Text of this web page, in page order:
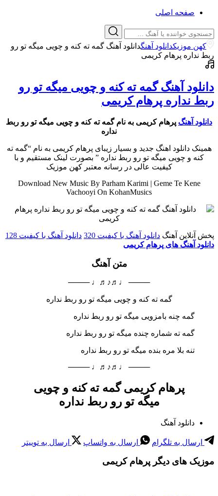
صفحه اصلی
کهن موزیکدانلود آهنگدانلود آهنگ گمه ته کنه و چویی میگه تو رو
ربط نداره پرهام کریمی
دانلود آهنگ گمه ته کنه و چویی میگه تو رو
ربط نداره پرهام کریمی
دانلود آهنگ پرهام کریمی به نام گمه ته کنه و چویی میگه تو رو ربط
نداره
همینک دانلود اهنگ جدید و بسیار زیبای پرهام کریمی به نام “گمه ته
کنه و چویی میگه تو رو ربط نداره ” بصورت لینک مستقیم و با
کیفیت عالی در رسانه معتبر کهن موزیک
Download New Music By Parham Karimi | Geme Te Kene
Vachooyi On KohanMusics
پخش آنلاین آهنگ دانلود آهنگ با کیفیت 320
دانلود آهنگ با کیفیت 128
دانلود آهنگ های پرهام کریمی
متن آهنگ
──── ♩♬♪♬♩ ────
گمه ته کنه و چویی میگه تو رو ربط نداره
گمه چنه بامزویی میگه تو رو ربط نداره
گمه ته شماره چنده میگه تو رو ربط نداره
تنه بلا مره بنده میگه تو رو ربط نداره
──── ♩♬♪♬♩ ────
پرهام کریمی گمه ته کنه و چویی
میگه تو رو ربط نداره
دانلود آهنگ
ارسال به تلگرام ارسال به واتساپ ارسال به توییتر
موزیک های دیگر پرهام کریمی